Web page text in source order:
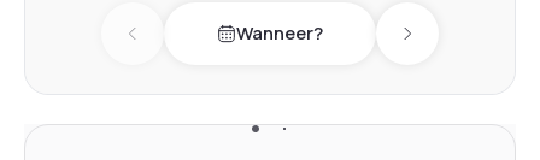
Previous dayWanneer? Next day